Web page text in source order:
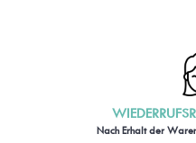
Nach Erhalt der